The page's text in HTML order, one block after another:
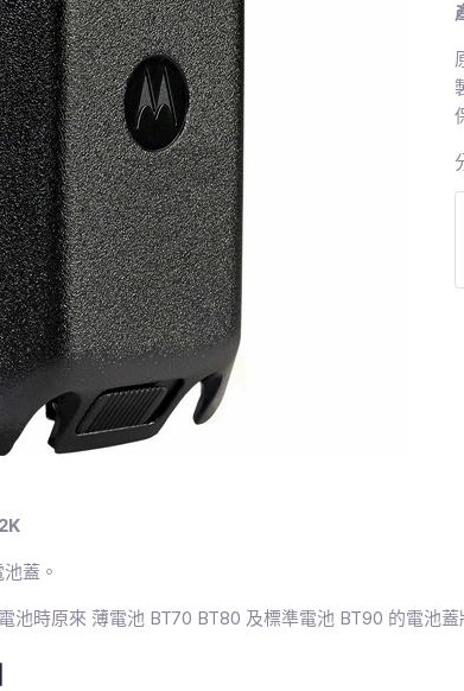
蓋。
池時原來 薄電池 BT70 BT80 及標準電池 BT90 的電池